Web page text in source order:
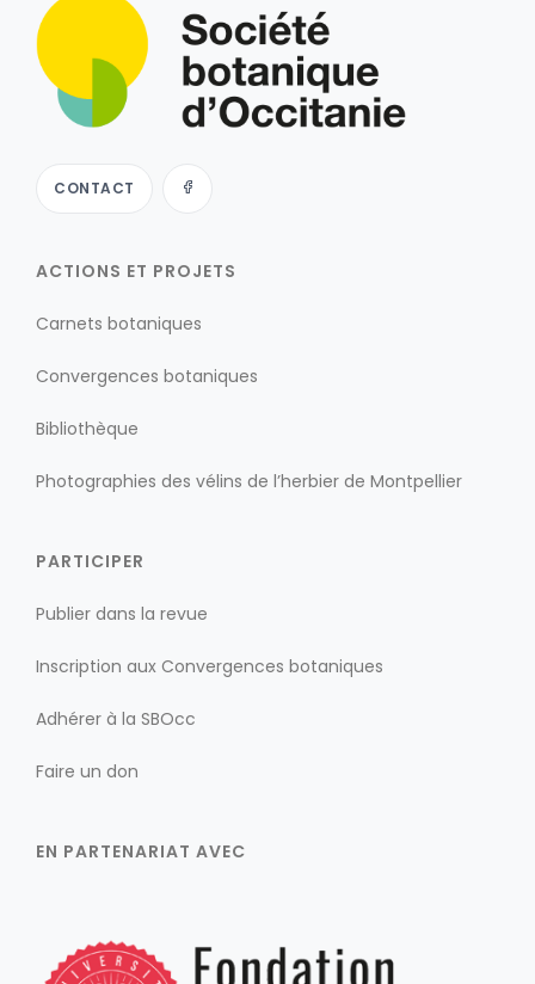
CONTACT
ACTIONS ET PROJETS
Carnets botaniques
Convergences botaniques
Bibliothèque
Photographies des vélins de l’herbier de Montpellier
PARTICIPER
Publier dans la revue
Inscription aux Convergences botaniques
Adhérer à la SBOcc
Faire un don
EN PARTENARIAT AVEC